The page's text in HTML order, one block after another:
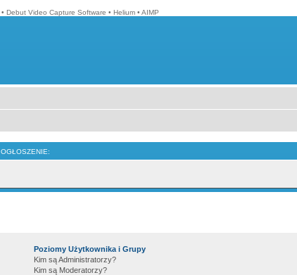
• Debut Video Capture Software • Helium • AIMP
OGŁOSZENIE:
Poziomy Użytkownika i Grupy
Kim są Administratorzy?
Kim są Moderatorzy?